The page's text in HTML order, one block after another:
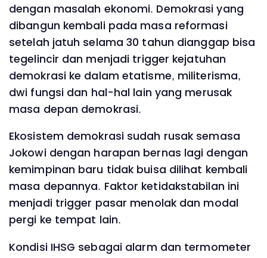
dengan masalah ekonomi. Demokrasi yang
dibangun kembali pada masa reformasi
setelah jatuh selama 30 tahun dianggap bisa
tegelincir dan menjadi trigger kejatuhan
demokrasi ke dalam etatisme, militerisma,
dwi fungsi dan hal-hal lain yang merusak
masa depan demokrasi.
Ekosistem demokrasi sudah rusak semasa
Jokowi dengan harapan bernas lagi dengan
kemimpinan baru tidak buisa dilihat kembali
masa depannya. Faktor ketidakstabilan ini
menjadi trigger pasar menolak dan modal
pergi ke tempat lain.
Kondisi IHSG sebagai alarm dan termometer